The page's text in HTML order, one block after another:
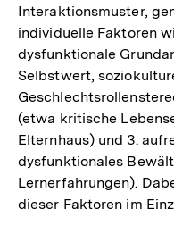
Interaktionsmuster,
individuelle Faktoren
dysfunktionale
Selbstwert,
(etwa kritische
Elternhaus) und 3.
dysfunktionales
Lernerfahrungen).
dieser Faktoren im